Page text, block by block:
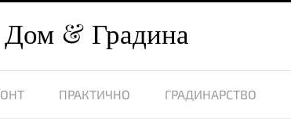
Дом Градина
ПРАКТИЧНО ГРАДИНАРСТВО